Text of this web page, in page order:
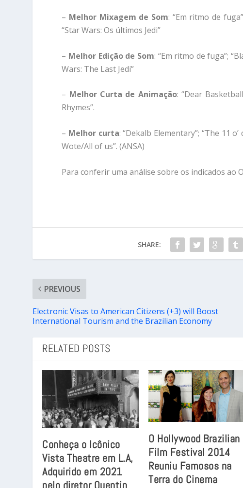
– Melhor Mixagem de Som: “Em ritmo de
“Star Wars: Os últimos Jedi”
– Melhor Edição de Som: “Em ritmo de fuga”;
Wars: The Last Jedi”
– Melhor Curta de Animação: “Dear
Rhymes”.
– Melhor curta: “Dekalb Elementary”; “The 11
Wote/All of us”. (ANSA)
Para conferir uma análise sobre os indicados ao
SHARE:
PREVIOUS
Electronic Visas to American Citizens (+3) will Boost
International Tourism and the Brazilian Economy
RELATED POSTS
Conheça o Icônico
Vista Theatre em L.A,
Adquirido em 2021
pelo diretor Quentin
O Hollywood Brazilian
Film Festival 2014
Reuniu Famosos na
Terra do Cinema